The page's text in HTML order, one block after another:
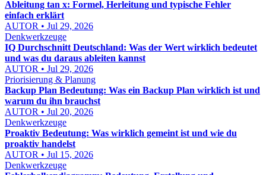
Ableitung tan x: Formel, Herleitung und typische Fehler
einfach erklärt
AUTOR • Jul 29, 2026
Denkwerkzeuge
IQ Durchschnitt Deutschland: Was der Wert wirklich bedeutet
und was du daraus ableiten kannst
AUTOR • Jul 29, 2026
Priorisierung & Planung
Backup Plan Bedeutung: Was ein Backup Plan wirklich ist und
warum du ihn brauchst
AUTOR • Jul 20, 2026
Denkwerkzeuge
Proaktiv Bedeutung: Was wirklich gemeint ist und wie du
proaktiv handelst
AUTOR • Jul 15, 2026
Denkwerkzeuge